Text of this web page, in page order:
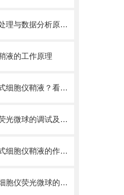
流式细胞仪的信号处理与数据分析原理分析
液的工作原理
还不了解贝克曼流式细胞仪鞘液？看这里就对了！
贝克曼流式细胞仪荧光微球的调试及使用
一文详细贝克曼流式细胞仪鞘液的作用原理
你了解贝克曼流式细胞仪荧光微球的制备之怎样的吗